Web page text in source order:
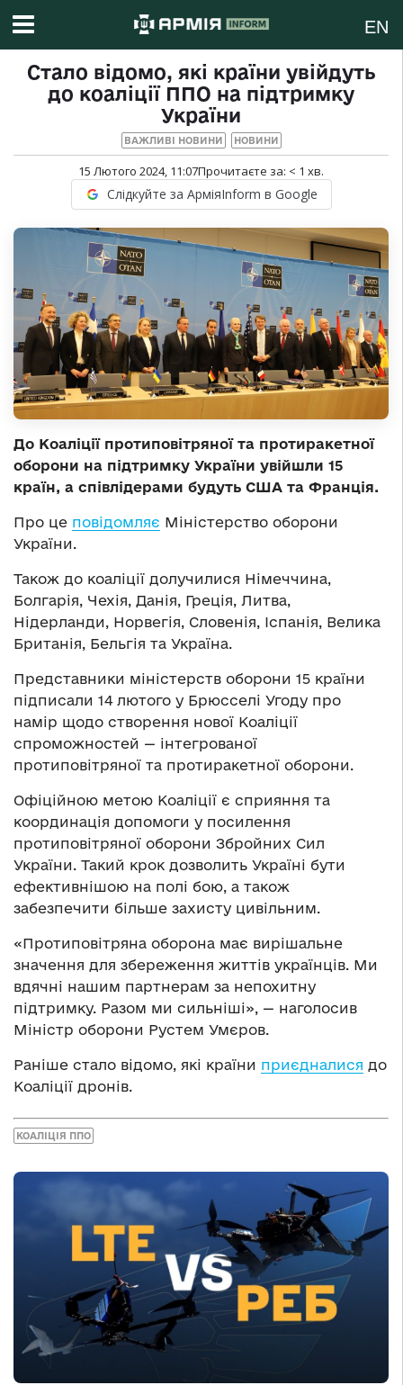
EN
Стало відомо, які країни увійдуть
до коаліції ППО на підтримку
України
ВАЖЛИВІ НОВИНИ НОВИНИ
15 Лютого 2024, 11:07Прочитаєте за: < 1 хв.
Слідкуйте за АрміяInform в Google
До Коаліції протиповітряної та протиракетної
оборони на підтримку України увійшли 15
країн, а співлідерами будуть США та Франція.
Про це повідомляє Міністерство оборони
України.
Також до коаліції долучилися Німеччина,
Болгарія, Чехія, Данія, Греція, Литва,
Нідерланди, Норвегія, Словенія, Іспанія, Велика
Британія, Бельгія та Україна.
Представники міністерств оборони 15 країни
підписали 14 лютого у Брюсселі Угоду про
намір щодо створення нової Коаліції
спроможностей — інтегрованої
протиповітряної та протиракетної оборони.
Офіційною метою Коаліції є сприяння та
координація допомоги у посилення
протиповітряної оборони Збройних Сил
України. Такий крок дозволить Україні бути
ефективнішою на полі бою, а також
забезпечити більше захисту цивільним.
«Протиповітряна оборона має вирішальне
значення для збереження життів українців. Ми
вдячні нашим партнерам за непохитну
підтримку. Разом ми сильніші», — наголосив
Міністр оборони Рустем Умєров.
Раніше стало відомо, які країни приєдналися до
Коаліції дронів.
КОАЛІЦІЯ ППО